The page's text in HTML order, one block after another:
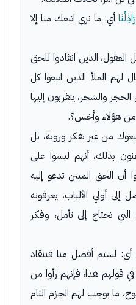
أي: ما نرى اتبعك منا إلا
الذين انقادوا للحق
لهم الملأ الذين اتبعوا كل
والشجر، يتقربون إليها
من هؤلاء وأخس؟.
من غير تفكر وروية، بل
بذلك، أنهم ليسوا على
أن الحق المبين تدعو إليه
أولي الألباب، يعرفونه
التي تحتاج إلى تأمل، وفكر
أي: لستم أفضل منا فننقاد
في قولهم هذا، فإنهم رأوا من
ما يوجب لهم الجزم التام